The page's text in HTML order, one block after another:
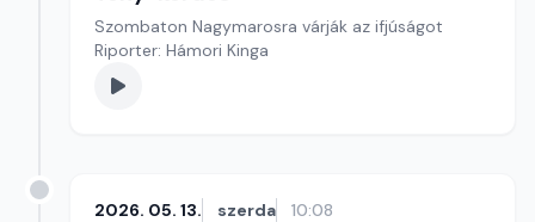
Szombaton Nagymarosra várják az ifjúságot
Riporter: Hámori Kinga
2026. 05. 13. szerda 10:08